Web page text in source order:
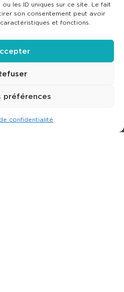
les ID uniques sur ce site. Le fait
son consentement peut avoir
et fonctions.
préférences
confidentialité